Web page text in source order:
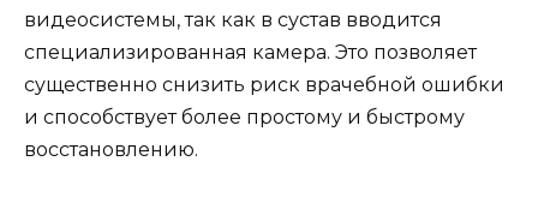
видеосистемы, так как в сустав вводится
специализированная камера. Это позволяет
существенно снизить риск врачебной ошибки
и способствует более простому и быстрому
восстановлению.